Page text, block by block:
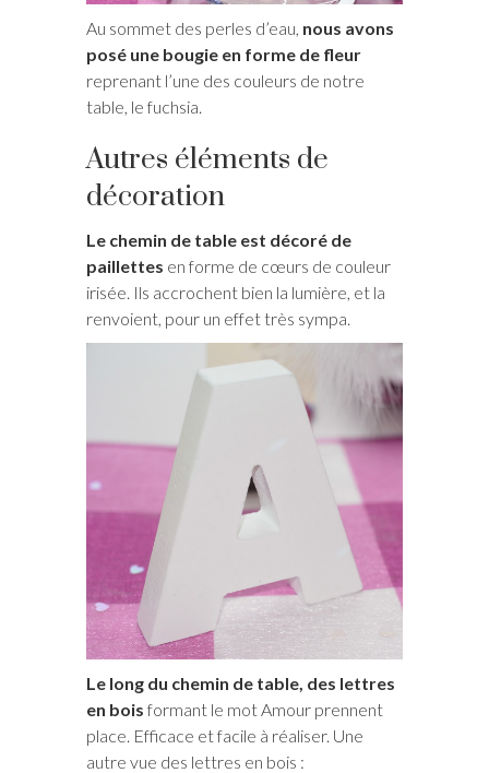
Au sommet des perles d’eau, nous avons
posé une bougie en forme de fleur
reprenant l’une des couleurs de notre
table, le fuchsia.
Autres éléments de
décoration
Le chemin de table est décoré de
paillettes en forme de cœurs de couleur
irisée. Ils accrochent bien la lumière, et la
renvoient, pour un effet très sympa.
Le long du chemin de table, des lettres
en bois formant le mot Amour prennent
place. Efficace et facile à réaliser. Une
autre vue des lettres en bois :